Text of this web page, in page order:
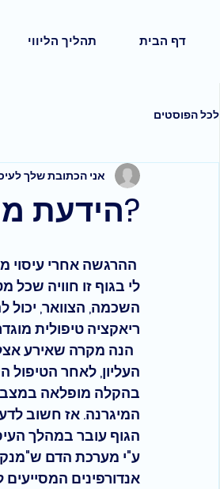
דף הבית תהליך הליווי
לכל הפוסטים
?הידעת
אני הכתובת שלך
ההרגשה אחרי עיסוי
לי בגוף זו חוויה שכל
השכמה, הצוואר, יכול
ריאקציה טיפולית מוגדרת בין 24-72 שעות
הנה מקרה שאירע
העליון, לאחר
בהקלה מופלאה
המיגרנה. אז חשוב
הגוף עובר במהלך
ע"י מערכת הדם
אנדורפינים